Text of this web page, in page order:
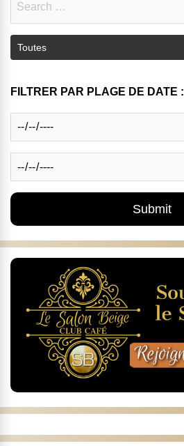
FILTRER PAR PLAGE DE DATE :